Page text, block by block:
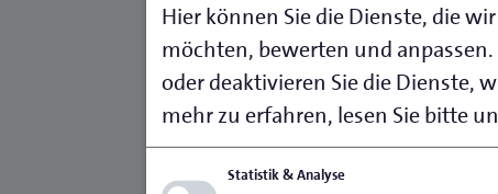
Hier können Sie die Dienste, die
möchten, bewerten und anpassen.
oder deaktivieren Sie die Dienste,
mehr zu erfahren, lesen Sie bitte
Statistik & Analyse